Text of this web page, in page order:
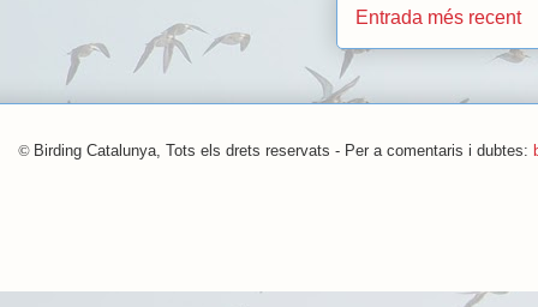
Entrada més recent
© Birding Catalunya, Tots els drets reservats - Per a comentaris i dubtes: